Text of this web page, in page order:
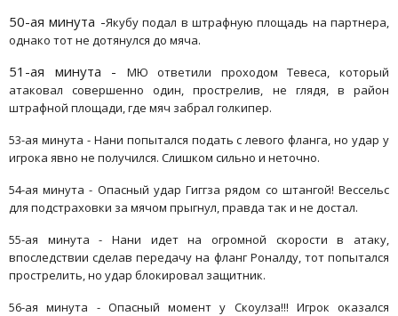
50-ая минута -Якубу подал в штрафную площадь на партнера,
однако тот не дотянулся до мяча.
51-ая минута - МЮ ответили проходом Тевеса, который
атаковал совершенно один, прострелив, не глядя, в район
штрафной площади, где мяч забрал голкипер.
53-ая минута - Нани попытался подать с левого фланга, но удар у
игрока явно не получился. Слишком сильно и неточно.
54-ая минута - Опасный удар Гиггза рядом со штангой! Вессельс
для подстраховки за мячом прыгнул, правда так и не достал.
55-ая минута - Нани идет на огромной скорости в атаку,
впоследствии сделав передачу на фланг Роналду, тот попытался
прострелить, но удар блокировал защитник.
56-ая минута - Опасный момент у Скоулза!!! Игрок оказался